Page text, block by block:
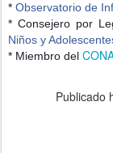
* Observatorio de
* Consejero por
Niños y
* Miembro del
Publicado